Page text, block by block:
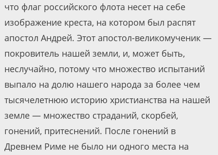
что флаг российского флота несет на себе
изображение креста, на котором был распят
апостол Андрей. Этот апостол-великомученик —
покровитель нашей земли, и, может быть,
неслучайно, потому что множество испытаний
выпало на долю нашего народа за более чем
тысячелетнюю историю христианства на нашей
земле — множество страданий, скорбей,
гонений, притеснений. После гонений в
Древнем Риме не было ни одного места на